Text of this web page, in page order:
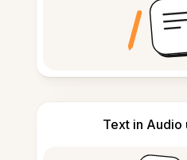
Text in Audio